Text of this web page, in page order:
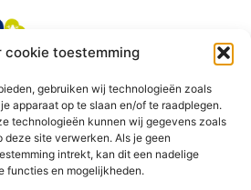
cookie toestemming
gebruiken wij technologieën zoals
apparaat op te slaan en/of te raadplegen.
technologieën kunnen wij gegevens zoals
deze site verwerken. Als je geen
intrekt, kan dit een nadelige
functies en mogelijkheden.